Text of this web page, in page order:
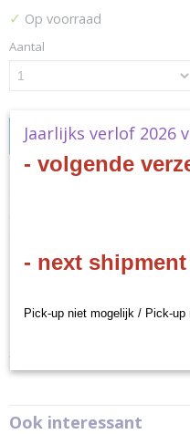
✓ Op voorraad
Aantal
IN WINKELWAGEN
Productcode leverancier
Cardfight!!
Series
- EN
Ook interessant
Jaarlijks verlof 2026
- volgende
- next shipment
Pick-up niet mogelijk / Pick-up